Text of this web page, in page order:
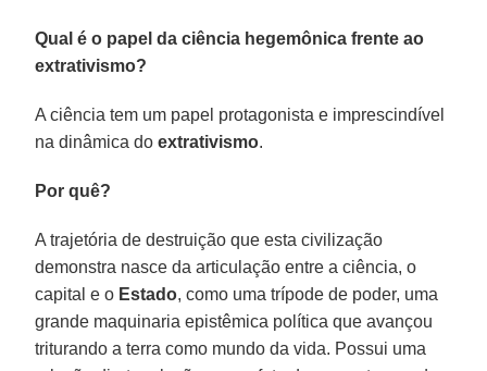
Qual é o papel da ciência hegemônica frente ao
extrativismo?
A ciência tem um papel protagonista e imprescindível
na dinâmica doextrativismo.
Por quê?
A trajetória de destruição que esta civilização
demonstra nasce da articulação entre a ciência, o
capital e o Estado, como uma trípode de poder, uma
grande maquinaria epistêmica política que avançou
triturando a terra como mundo da vida. Possui uma